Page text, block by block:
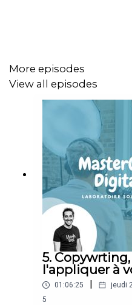
More episodes
View all episodes
5.
l'appliquer à
01:06:25 jeudi
5